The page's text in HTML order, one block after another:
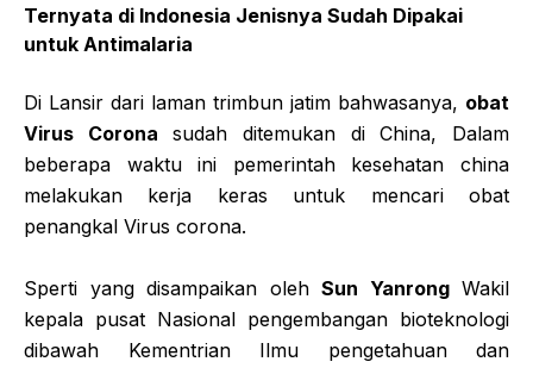
Ternyata di Indonesia Jenisnya Sudah Dipakai
untuk Antimalaria
Di Lansir dari laman trimbun jatim bahwasanya, obat
Virus Corona sudah ditemukan di China, Dalam
beberapa waktu ini pemerintah kesehatan china
melakukan kerja keras untuk mencari obat
penangkal Virus corona.
Sperti yang disampaikan oleh Sun YanrongWakil
kepala pusat Nasional pengembangan bioteknologi
dibawah Kementrian Ilmu pengetahuan dan